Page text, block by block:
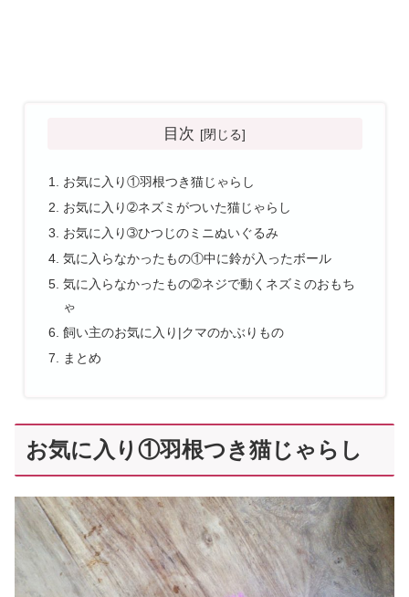
目次
お気に入り①羽根つき猫じゃらし
お気に入り➁ネズミがついた猫じゃらし
お気に入り➂ひつじのミニぬいぐるみ
気に入らなかったもの①中に鈴が入ったボール
気に入らなかったもの➁ネジで動くネズミのおもち
ゃ
飼い主のお気に入り|クマのかぶりもの
まとめ
お気に入り①羽根つき猫じゃらし